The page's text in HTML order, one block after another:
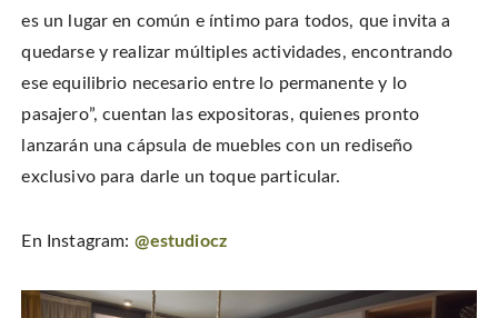
es un lugar en común e íntimo para todos, que invita a
quedarse y realizar múltiples actividades, encontrando
ese equilibrio necesario entre lo permanente y lo
pasajero”, cuentan las expositoras, quienes pronto
lanzarán una cápsula de muebles con un rediseño
exclusivo para darle un toque particular.
En Instagram: @estudiocz